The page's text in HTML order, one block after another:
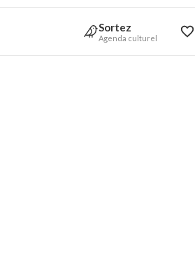
Sortez
Agenda culturel